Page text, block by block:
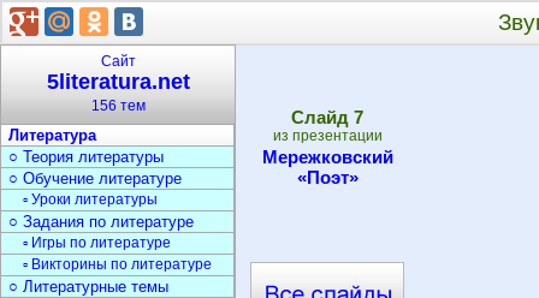
Cлайд 7
из презентации
Мережковский
«Поэт»
Сайт
5literatura.net
156 тем
Литература
○ Теория литературы
○ Обучение литературе
▫ Уроки литературы
○ Задания по литературе
▫ Игры по литературе
▫ Викторины по литературе
○ Литературные темы